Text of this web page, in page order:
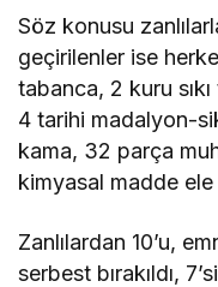
Söz konusu
geçirilenler ise
tabanca, 2 kuru
4 tarihi madalyon-
kama, 32 parça
kimyasal madde
Zanlılardan 10’u,
serbest bırakıldı,